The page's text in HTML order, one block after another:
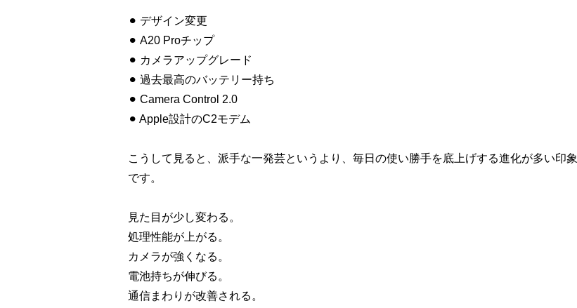
⚫︎ デザイン変更
⚫︎ A20 Proチップ
⚫︎ カメラアップグレード
⚫︎ 過去最高のバッテリー持ち
⚫︎ Camera Control 2.0
⚫︎ Apple設計のC2モデム
こうして見ると、派手な一発芸というより、毎日の使い勝手を底上げする進化が多い印象
です。
見た目が少し変わる。
処理性能が上がる。
カメラが強くなる。
電池持ちが伸びる。
通信まわりが改善される。